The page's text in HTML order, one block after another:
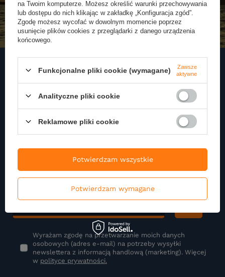
Zapisz się do naszego
Newslettera
Zapisz się do newslettera i otrzymuj najnowsze informacje o naszej
Podaj swoje imię
Podaj swój adres e-mail
Wyrażam zgodę na przetwarzanie moich danych
osobowych (adres e-mail) na potrzeby wysyłki
newslettera z informacją handlową (marketing). Więcej
w polityce prywatności.
na Twoim komputerze. Możesz określić warunki przechowywania
lub dostępu do nich klikając w zakładkę „Konfiguracja zgód”.
Zgodę możesz wycofać w dowolnym momencie poprzez
usunięcie plików cookies z przeglądarki z danego urządzenia
końcowego.
Funkcjonalne pliki cookie (wymagane)
Zawsze
aktywne
Analityczne pliki cookie
Reklamowe pliki cookie
Potwierdzam wymagane
Potwierdzam wszystkie